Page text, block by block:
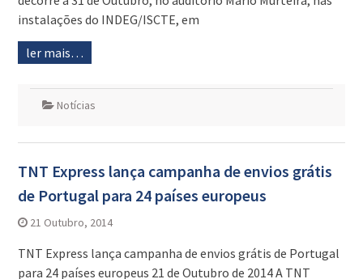
instalações do INDEG/ISCTE, em
ler mais…
Notícias
TNT Express lança campanha de envios grátis
de Portugal para 24 países europeus
21 Outubro, 2014
TNT Express lança campanha de envios grátis de Portugal
para 24 países europeus 21 de Outubro de 2014 A TNT